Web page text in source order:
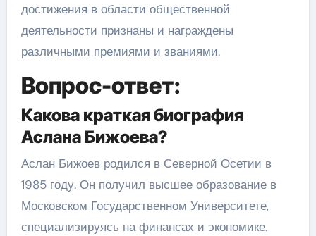
достижения в области общественной
деятельности признаны и награждены
различными премиями и званиями.
Вопрос-ответ:
Какова краткая биография
Аслана Бижоева?
Аслан Бижоев родился в Северной Осетии в
1985 году. Он получил высшее образование в
Московском Государственном Университете,
специализируясь на финансах и экономике.